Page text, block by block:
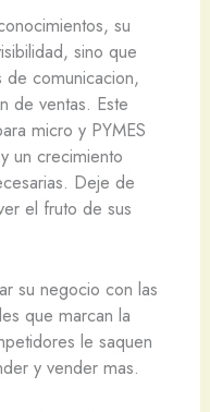
su
sino que
de comunicacion,
de ventas. Este
micro y PYMES
un crecimiento
Deje de
el fruto de sus
su negocio con las
que marcan la
le saquen
y vender mas.